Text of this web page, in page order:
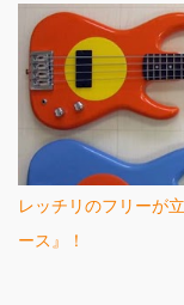
レッチリのフリーが
ース』！